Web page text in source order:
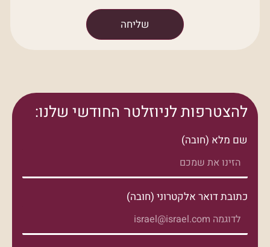
שליחה
להצטרפות לניוזלטר החודשי שלנו:
שם מלא (חובה)
כתובת דואר אלקטרוני (חובה)